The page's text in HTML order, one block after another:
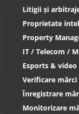
Litigii și
Proprietate
Property
IT / Telecom /
Esports &
Verificare mărci
Înregistrare
Monitorizare